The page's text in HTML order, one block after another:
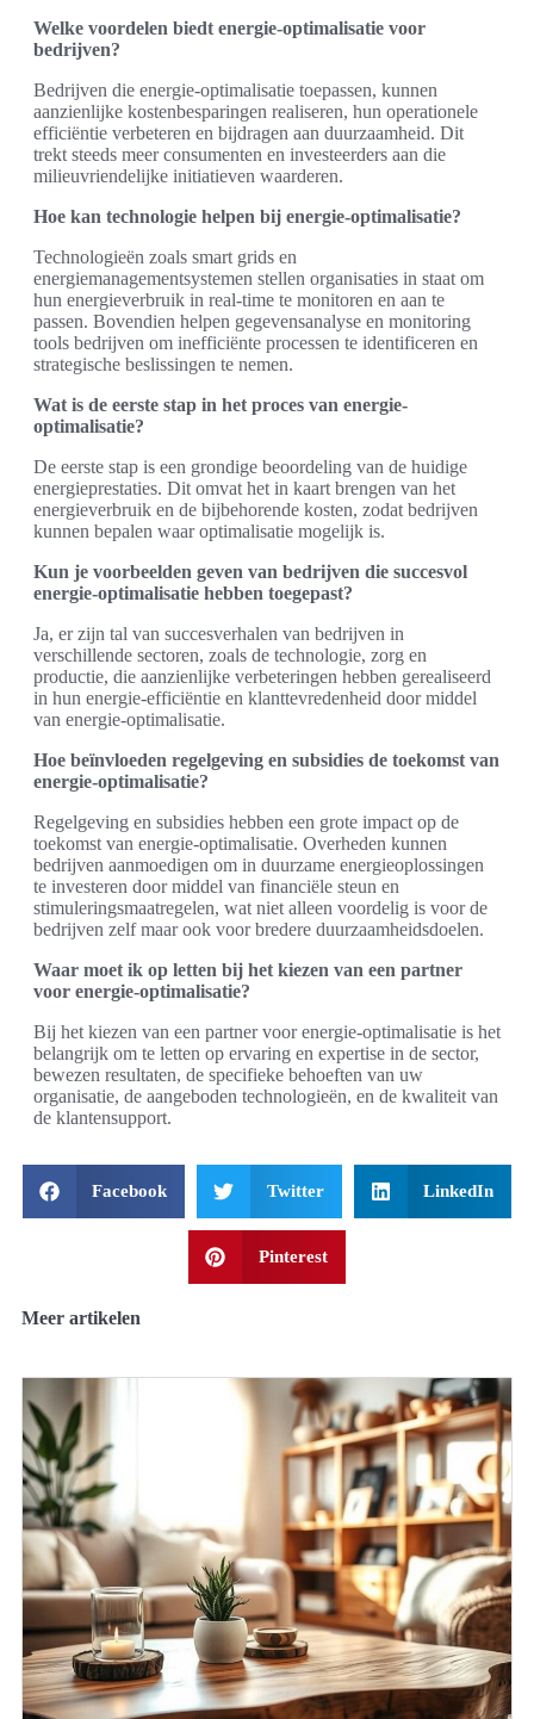
Welke voordelen biedt energie-optimalisatie voor
bedrijven?
Bedrijven die energie-optimalisatie toepassen, kunnen
aanzienlijke kostenbesparingen realiseren, hun operationele
efficiëntie verbeteren en bijdragen aan duurzaamheid. Dit
trekt steeds meer consumenten en investeerders aan die
milieuvriendelijke initiatieven waarderen.
Hoe kan technologie helpen bij energie-optimalisatie?
Technologieën zoals smart grids en
energiemanagementsystemen stellen organisaties in staat om
hun energieverbruik in real-time te monitoren en aan te
passen. Bovendien helpen gegevensanalyse en monitoring
tools bedrijven om inefficiënte processen te identificeren en
strategische beslissingen te nemen.
Wat is de eerste stap in het proces van energie-
optimalisatie?
De eerste stap is een grondige beoordeling van de huidige
energieprestaties. Dit omvat het in kaart brengen van het
energieverbruik en de bijbehorende kosten, zodat bedrijven
kunnen bepalen waar optimalisatie mogelijk is.
Kun je voorbeelden geven van bedrijven die succesvol
energie-optimalisatie hebben toegepast?
Ja, er zijn tal van succesverhalen van bedrijven in
verschillende sectoren, zoals de technologie, zorg en
productie, die aanzienlijke verbeteringen hebben gerealiseerd
in hun energie-efficiëntie en klanttevredenheid door middel
van energie-optimalisatie.
Hoe beïnvloeden regelgeving en subsidies de toekomst van
energie-optimalisatie?
Regelgeving en subsidies hebben een grote impact op de
toekomst van energie-optimalisatie. Overheden kunnen
bedrijven aanmoedigen om in duurzame energieoplossingen
te investeren door middel van financiële steun en
stimuleringsmaatregelen, wat niet alleen voordelig is voor de
bedrijven zelf maar ook voor bredere duurzaamheidsdoelen.
Waar moet ik op letten bij het kiezen van een partner
voor energie-optimalisatie?
Bij het kiezen van een partner voor energie-optimalisatie is het
belangrijk om te letten op ervaring en expertise in de sector,
bewezen resultaten, de specifieke behoeften van uw
organisatie, de aangeboden technologieën, en de kwaliteit van
de klantensupport.
Facebook Twitter LinkedIn
Pinterest
Meer artikelen